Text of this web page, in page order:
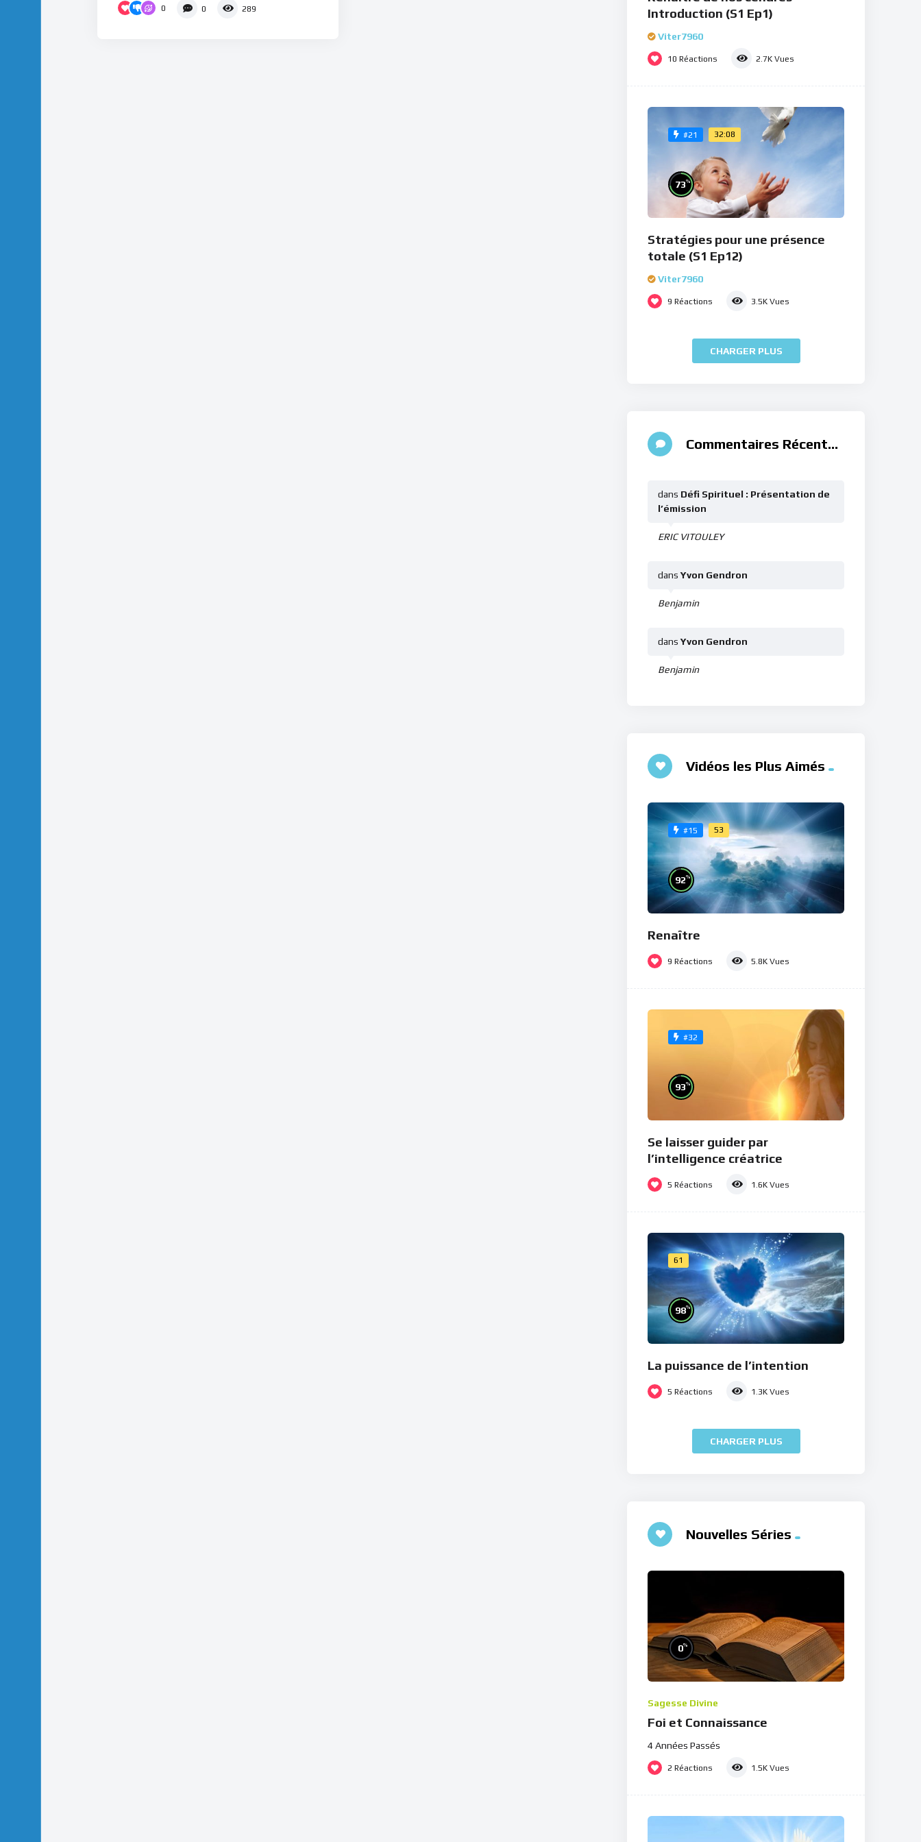
0 0 289
Introduction (S1 Ep1)
Viter7960
10 Réactions 2.7K Vues
#21 32:08
73%
Stratégies pour une présence
totale (S1 Ep12)
Viter7960
9 Réactions 3.5K Vues
CHARGER PLUS
Commentaires Récents
ERIC VITOULEY
dans Défi Spirituel : Présentation de
l’émission
Benjamin
dansYvon Gendron
Benjamin
dansYvon Gendron
Vidéos les Plus Aimés
#15 53
92%
Renaître
9 Réactions 5.8K Vues
#32
93%
Se laisser guider par
l’intelligence créatrice
5 Réactions 1.6K Vues
61
98%
La puissance de l’intention
5 Réactions 1.3K Vues
CHARGER PLUS
Nouvelles Séries
0%
Sagesse Divine
Foi et Connaissance
4 Années Passés
2 Réactions 1.5K Vues